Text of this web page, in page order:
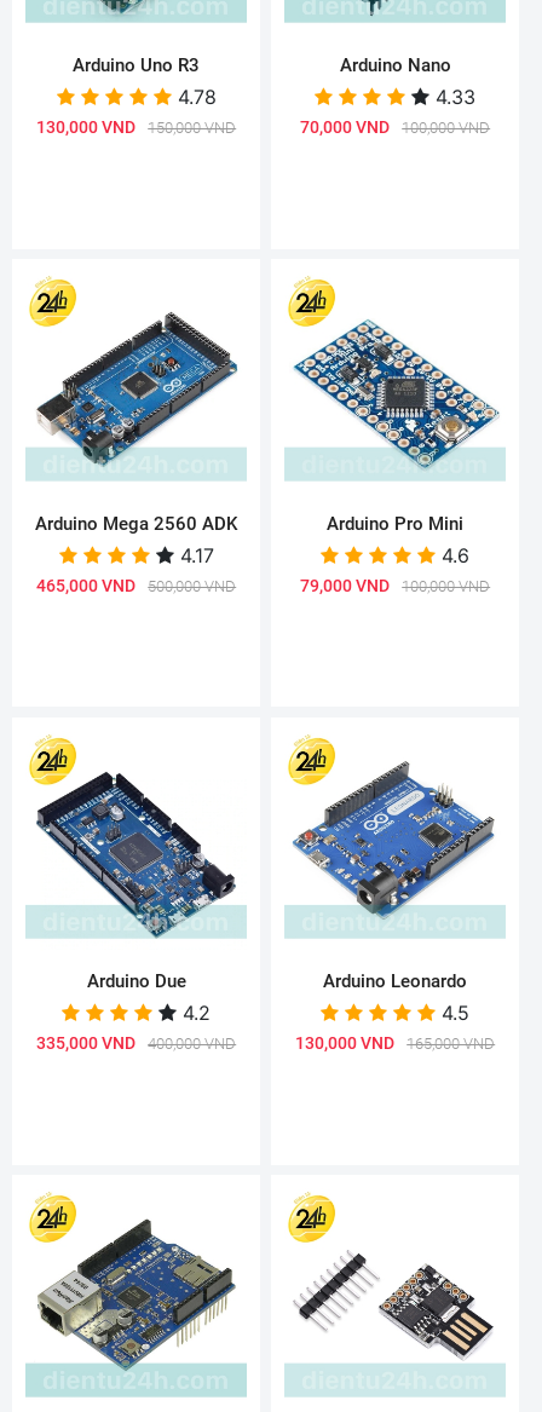
Arduino Uno R3
4.78
130,000 VND 150,000 VND
Arduino Nano
4.33
70,000 VND 100,000 VND
Arduino Mega 2560 ADK
4.17
465,000 VND 500,000 VND
Arduino Pro Mini
4.6
79,000 VND 100,000 VND
Arduino Due
4.2
335,000 VND 400,000 VND
Arduino Leonardo
4.5
130,000 VND 165,000 VND